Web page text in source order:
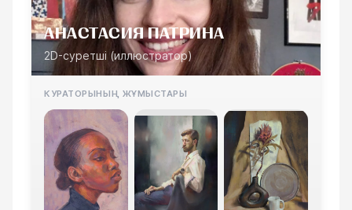
АНАСТАСИЯ ПАТРИНА
2D-суретші (иллюстратор)
КУРАТОРЫНЫҢ ЖҰМЫСТАРЫ